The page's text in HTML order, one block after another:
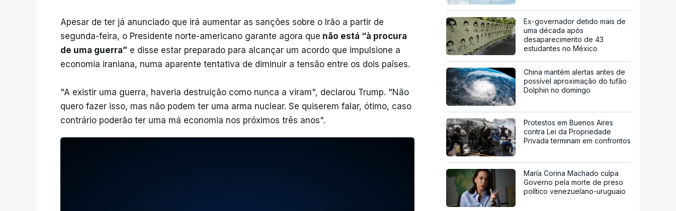
Apesar de ter já anunciado que irá aumentar as sanções sobre o Irão a partir de
segunda-feira, o Presidente norte-americano garante agora que não está “à procura
de uma guerra” e disse estar preparado para alcançar um acordo que impulsione a
economia iraniana, numa aparente tentativa de diminuir a tensão entre os dois países.
"A existir uma guerra, haveria destruição como nunca a viram", declarou Trump. "Não
quero fazer isso, mas não podem ter uma arma nuclear. Se quiserem falar, ótimo, caso
contrário poderão ter uma má economia nos próximos três anos".
Ex-governador detido mais de
uma década após
desaparecimento de 43
estudantes no México
China mantém alertas antes de
possível aproximação do tufão
Dolphin no domingo
Protestos em Buenos Aires
contra Lei da Propriedade
Privada terminam em confrontos
María Corina Machado culpa
Governo pela morte de preso
político venezuelano-uruguaio